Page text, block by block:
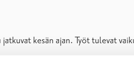
kesän ajan. Työt tulevat
maan rakennekerroksia sekä
ja haravointijätteen